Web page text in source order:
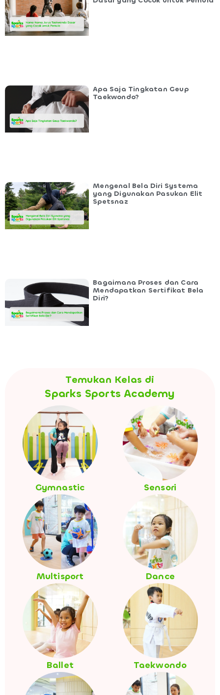
Apa Saja Tingkatan Geup
Taekwondo?
Mengenal Bela Diri Systema
yang Digunakan Pasukan Elit
Spetsnaz
Bagaimana Proses dan Cara
Mendapatkan Sertifikat Bela
Diri?
Temukan Kelas di
Sparks Sports Academy
Gymnastic Sensori
Multisport Dance
Ballet Taekwondo